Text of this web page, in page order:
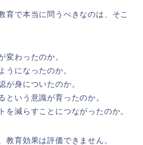
育で本当に問うべきなのは、そこ
変わったのか。
うになったのか。
が身についたのか。
という意識が育ったのか。
を減らすことにつながったのか。
教育効果は評価できません。